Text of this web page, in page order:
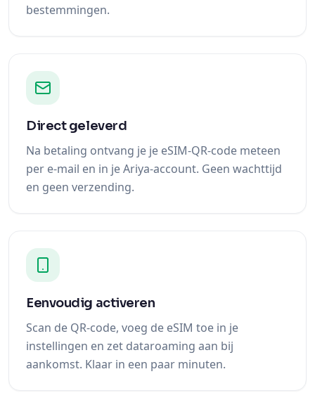
bestemmingen.
Direct geleverd
Na betaling ontvang je je eSIM-QR-code meteen
per e-mail en in je Ariya-account. Geen wachttijd
en geen verzending.
Eenvoudig activeren
Scan de QR-code, voeg de eSIM toe in je
instellingen en zet dataroaming aan bij
aankomst. Klaar in een paar minuten.